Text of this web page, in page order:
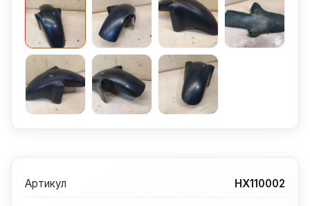
Артикул HX110002